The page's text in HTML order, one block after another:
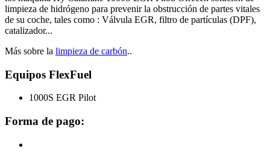
limpieza de hidrógeno para prevenir la obstrucción de partes vitales
de su coche, tales como : Válvula EGR, filtro de partículas (DPF),
catalizador...
Más sobre la limpieza de carbón..
Equipos FlexFuel
1000S EGR Pilot
Forma de pago: